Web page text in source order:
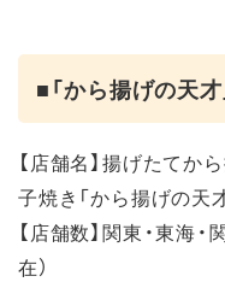
■「から揚げの天才
【店舗名】揚げたてか
子焼き「から揚げの天
【店舗数】関東・東海
在）